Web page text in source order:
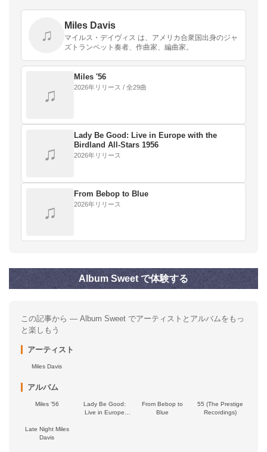
♫
Miles Davis
マイルス・デイヴィス は、アメリカ合衆国出身のジャ
ズトランペット奏者、作曲家、編曲家。
♫
Miles '56
2026年リリース / 全29曲
♫
Lady Be Good: Live in Europe with the
Birdland All-Stars 1956
2026年リリース
♫
From Bebop to Blue
2026年リリース
Album Sweet で体験する
この記事から — Album Sweet でアーティストとアルバムをもっ
と楽しもう
アーティスト
Miles Davis
アルバム
Miles '56
Lady Be Good:
Live in Europe
From Bebop to
Blue
55 (The Prestige
Recordings)
Late Night Miles
Davis